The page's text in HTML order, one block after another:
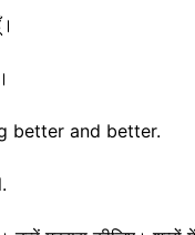
better and better.